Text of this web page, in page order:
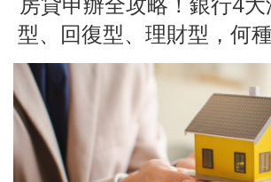
房貸申辦全攻略！銀行4
型、回復型、理財型，何